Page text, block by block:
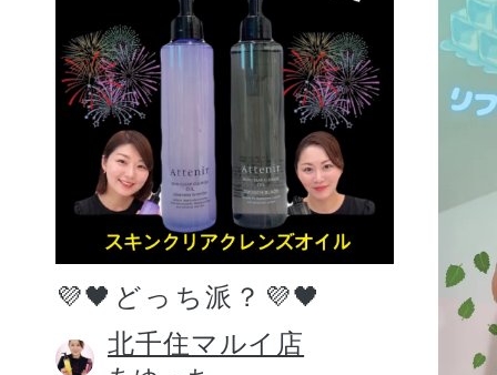
💜🖤どっち派？💜🖤
北千住マルイ店